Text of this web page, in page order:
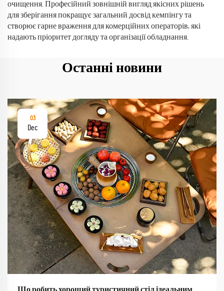
очищення. Професійний зовнішній вигляд якісних рішень
для зберігання покращує загальний досвід кемпінгу та
створює гарне враження для комерційних операторів, які
надають пріоритет догляду та організації обладнання.
Останні новини
03
Dec